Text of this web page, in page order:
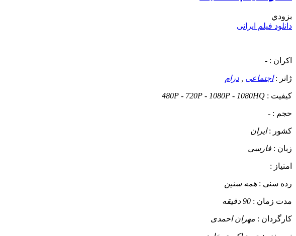
بزودي
دانلود فیلم ایرانی
اکران : -
ژانر :اجتماعی درام
کیفیت : 480P - 720P - 1080P - 1080HQ
حجم : -
کشور :ایران
زبان : فارسی
امتیاز :
رده سنی : همه سنین
مدت زمان : 90 دقیقه
کارگردان : مهران احمدی